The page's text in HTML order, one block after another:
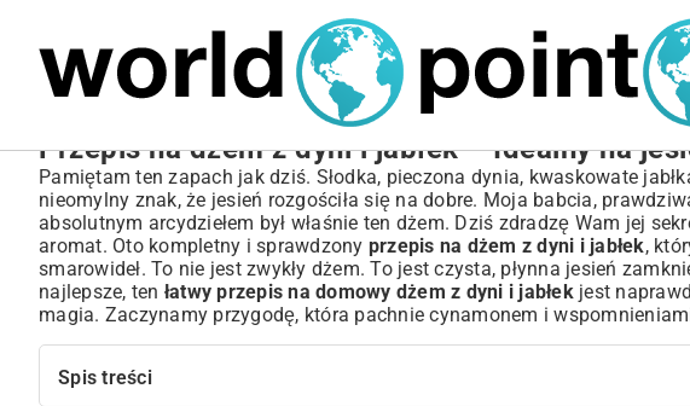
Przepis na dżem z dyni i jabłek – Idealny na
Pamiętam ten zapach jak dziś. Słodka, pieczona dynia, kwaskowate
nieomylny znak, że jesień rozgościła się na dobre. Moja babcia,
absolutnym arcydziełem był właśnie ten dżem. Dziś zdradzę Wam jej
aromat. Oto kompletny i sprawdzony przepis na dżem z dyni i jabłek,
smarowideł. To nie jest zwykły dżem. To jest czysta, płynna jesień
najlepsze, ten łatwy przepis na domowy dżem z dyni i jabłekjest
magia. Zaczynamy przygodę, która pachnie cynamonem i
Spis treści